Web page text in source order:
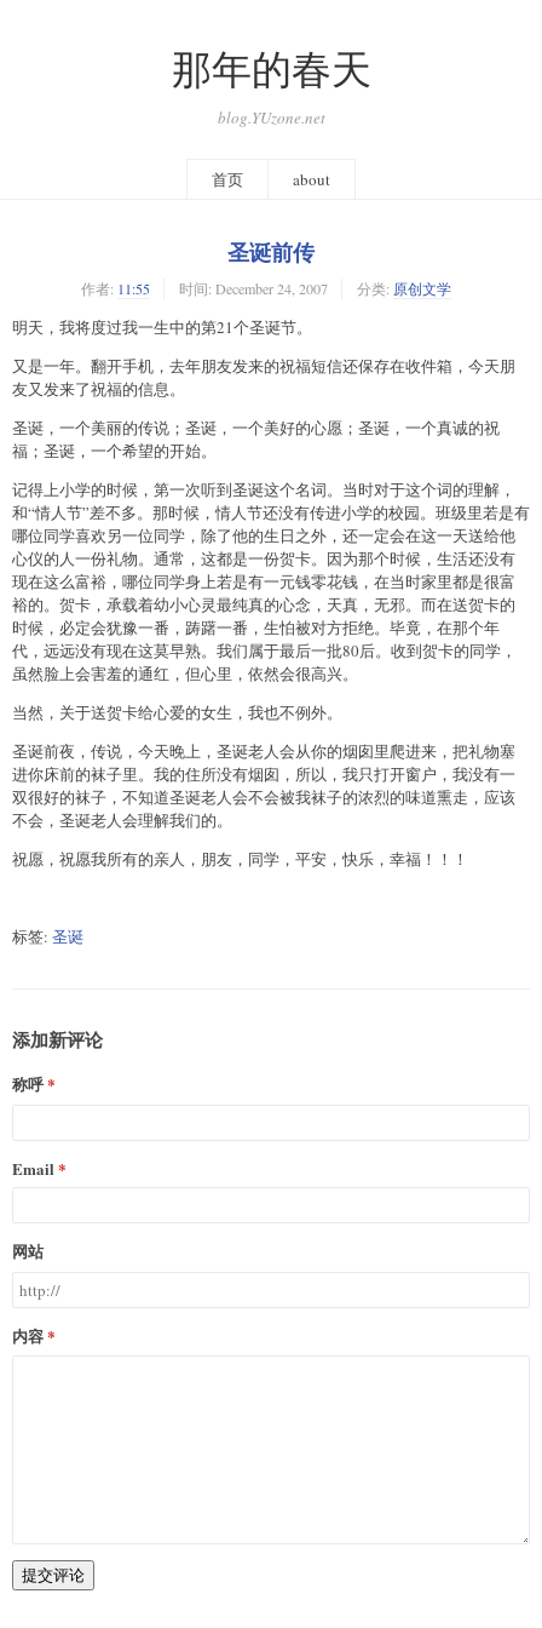
那年的春天
blog.YUzone.net
首页 about
圣诞前传
作者: 11:55 时间: December 24, 2007 分类: 原创文学
明天，我将度过我一生中的第21个圣诞节。
又是一年。翻开手机，去年朋友发来的祝福短信还保存在收件箱，今天朋
友又发来了祝福的信息。
圣诞，一个美丽的传说；圣诞，一个美好的心愿；圣诞，一个真诚的祝
福；圣诞，一个希望的开始。
记得上小学的时候，第一次听到圣诞这个名词。当时对于这个词的理解，
和“情人节”差不多。那时候，情人节还没有传进小学的校园。班级里若是有
哪位同学喜欢另一位同学，除了他的生日之外，还一定会在这一天送给他
心仪的人一份礼物。通常，这都是一份贺卡。因为那个时候，生活还没有
现在这么富裕，哪位同学身上若是有一元钱零花钱，在当时家里都是很富
裕的。贺卡，承载着幼小心灵最纯真的心念，天真，无邪。而在送贺卡的
时候，必定会犹豫一番，踌躇一番，生怕被对方拒绝。毕竟，在那个年
代，远远没有现在这莫早熟。我们属于最后一批80后。收到贺卡的同学，
虽然脸上会害羞的通红，但心里，依然会很高兴。
当然，关于送贺卡给心爱的女生，我也不例外。
圣诞前夜，传说，今天晚上，圣诞老人会从你的烟囱里爬进来，把礼物塞
进你床前的袜子里。我的住所没有烟囱，所以，我只打开窗户，我没有一
双很好的袜子，不知道圣诞老人会不会被我袜子的浓烈的味道熏走，应该
不会，圣诞老人会理解我们的。
祝愿，祝愿我所有的亲人，朋友，同学，平安，快乐，幸福！！！
标签: 圣诞
添加新评论
称呼
Email
网站
内容
提交评论